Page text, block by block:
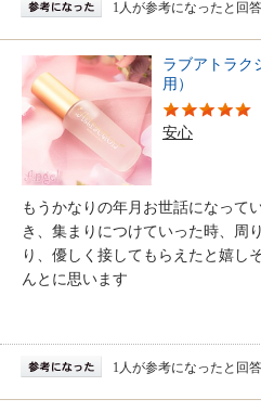
1人が参考になったと回答
ラブアトラク
用）
安心
もうかなりの年月お世話になって
き、集まりにつけていった時、周
り、優しく接してもらえたと嬉し
んとに思います
1人が参考になったと回答